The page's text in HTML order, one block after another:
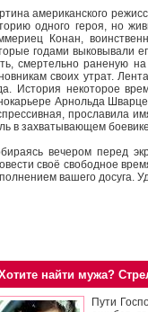
американского
одного героя, но
Конан,
годами выковывали
смертельно раненую
своих утрат.
История некоторое
Арнольда
прославила
в захватывающем
вечером перед
своё свободное
вашего досуга.
найти мужа?
Пути